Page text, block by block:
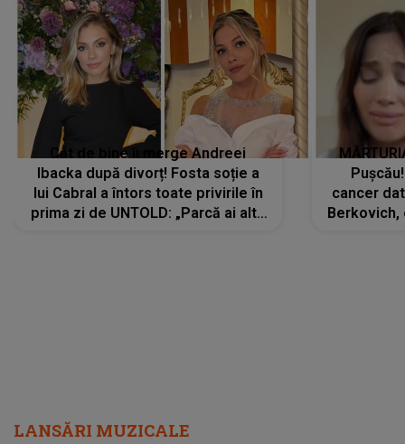
Cât de bine îi merge Andreei
Ibacka după divorț! Fosta soție a
lui Cabral a întors toate privirile în
prima zi de UNTOLD: „Parcă ai altă
cancer
Berkovich,
LANSĂRI MUZICALE